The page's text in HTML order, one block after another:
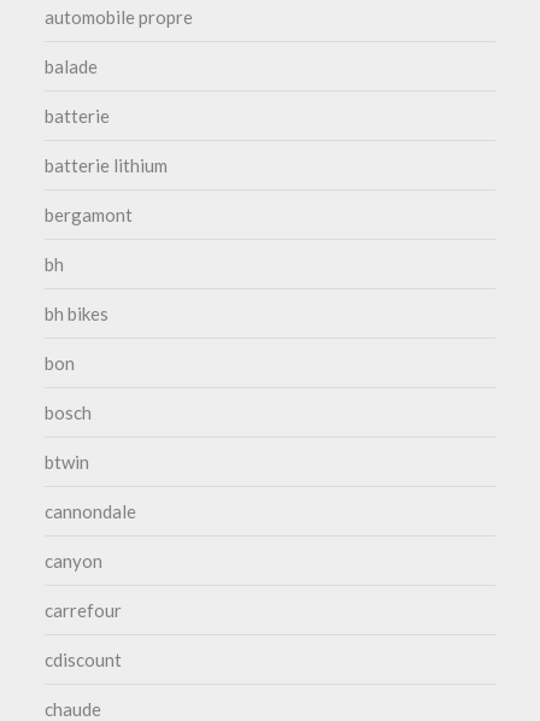
automobile propre
balade
batterie
batterie lithium
bergamont
bh
bh bikes
bon
bosch
btwin
cannondale
canyon
carrefour
cdiscount
chaude